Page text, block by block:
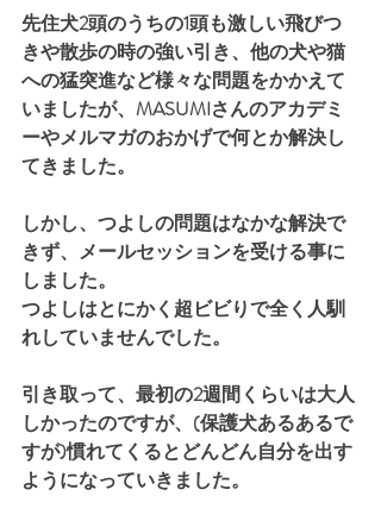
先住犬2頭のうちの1頭も激しい飛びつ
きや散歩の時の強い引き、他の犬や猫
への猛突進など様々な問題をかかえて
いましたが、MASUMIさんのアカデミ
ーやメルマガのおかげで何とか解決し
てきました。
しかし、つよしの問題はなかな解決で
きず、メールセッションを受ける事に
しました。
つよしはとにかく超ビビりで全く人馴
れしていませんでした。
引き取って、最初の2週間くらいは大人
しかったのですが、(保護犬あるあるで
すが)慣れてくるとどんどん自分を出す
ようになっていきました。